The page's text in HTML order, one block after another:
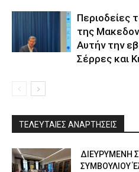
Περιοδείες
της
Αυτήν την
Σέρρες και
ΤΕΛΕΥΤΑΙΕΣ ΑΝΑΡΤΗΣΕΙΣ
ΔΙΕΥΡΥΜΕΝΗ
ΣΥΜΒΟΥΛΙΟΥ